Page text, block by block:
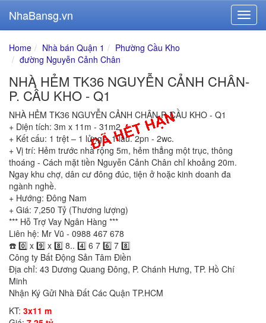
NhaBansg.vn
Home Nhà bán Quận 1
Phường Cầu Kho
đường Nguyễn Cảnh Chân
NHÀ HẺM TK36 NGUYỄN CẢNH CHÂN-
P. CẦU KHO - Q1
NHÀ HẺM TK36 NGUYỄN CẢNH CHÂN-P. CẦU KHO - Q1
+ Diện tích: 3m x 11m - 31m2
+ Kết cấu: 1 trệt – 1 lửng – 1 lầu. 2pn - 2wc.
+ Vị trí: Hẻm trước nhà rộng 5m, hẻm thẳng một trục, thông
thoáng - Cách mặt tiền Nguyễn Cảnh Chân chỉ khoảng 20m.
Ngay khu chợ, dân cư đông đúc, tiện ở hoặc kinh doanh đa
ngành nghề.
+ Hướng: Đông Nam
+ Giá: 7,250 Tỷ (Thương lượng)
*** Hỗ Trợ Vay Ngân Hàng ***
Liên hệ: Mr Vũ - 0988 467 678
☎️ 0️⃣ x 9️⃣ x 8️⃣ 8.. 4️⃣ 6 7 6️⃣ 7 8️⃣
Công ty Bất Động Sản Tâm Điền
Địa chỉ: 43 Dương Quang Đông, P. Chánh Hưng, TP. Hồ Chí
Minh
Nhận Ký Gửi Nhà Đất Các Quận TP.HCM
KT: 3x11 m